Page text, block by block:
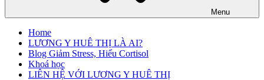
Menu
Home
LƯƠNG Y HUÊ THỊ LÀ AI?
Blog Giảm Stress, Hiểu Cortisol
Khoá học
LIÊN HỆ VỚI LƯƠNG Y HUÊ THỊ